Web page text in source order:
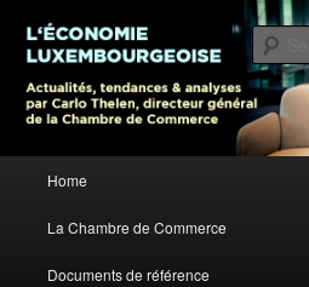
Carlo Thelen Blog
L’économie luxembourgeoise :
Thelen, Directeur Général, Chambre de
Skip to primary content
Home
La Chambre de Commerce
Documents de référence